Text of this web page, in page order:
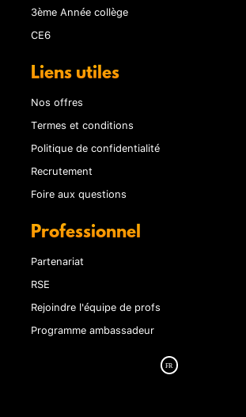
3ème Année collège
CE6
Liens utiles
Nos offres
Termes et conditions
Politique de confidentialité
Recrutement
Foire aux questions
Professionnel
Partenariat
RSE
Rejoindre l'équipe de profs
Programme ambassadeur